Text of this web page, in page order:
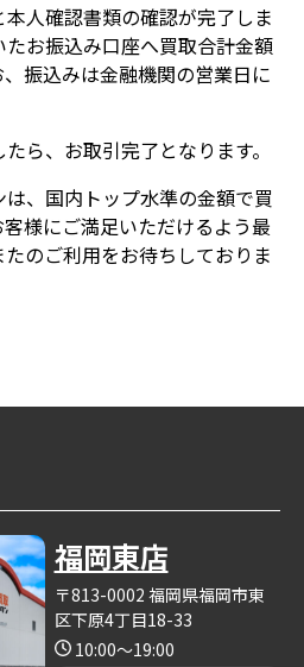
人確認書類の確認が完了しま
お振込み口座へ買取合計金額
振込みは金融機関の営業日に
ら、お取引完了となります。
、国内トップ水準の金額で買
様にご満足いただけるよう最
のご利用をお待ちしておりま
福岡東店
〒813-0002 福岡県福岡市東
区下原4丁目18-33
10:00～19:00